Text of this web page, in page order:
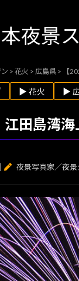
夜景
> 花火 > 広島県 > 【
▶ 花火 ▶
江田島湾
夜景写真家／夜